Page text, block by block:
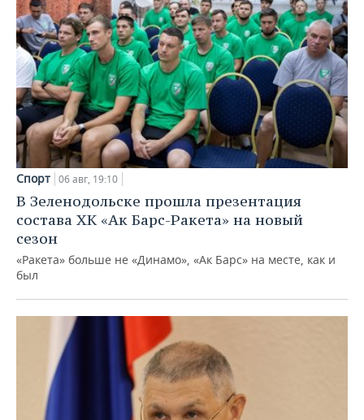
Спорт 06 авг, 19:10
В Зеленодольске прошла презентация
состава ХК «Ак Барс-Ракета» на новый
сезон
«Ракета» больше не «Динамо», «Ак Барс» на месте, как и
был